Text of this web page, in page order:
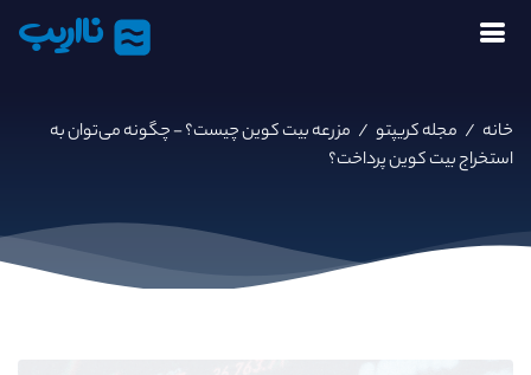
نااریب
خانه / مجله کریپتو / مزرعه بیت کوین چیست؟ - چگونه می‌توان به
استخراج بیت کوین پرداخت؟